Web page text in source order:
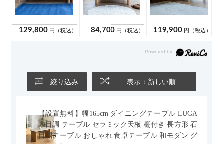
絞り込み 表示：新しい順
【設置無料】幅165cm ダイニングテーブル LUGA
木目調 テーブル セラミック天板 棚付き 長方形 石
目調テーブル おしゃれ 食卓テーブル 和モダン グ